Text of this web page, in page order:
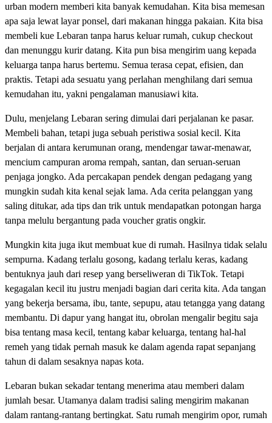
urban modern memberi kita banyak kemudahan. Kita bisa memesan
apa saja lewat layar ponsel, dari makanan hingga pakaian. Kita bisa
membeli kue Lebaran tanpa harus keluar rumah, cukup checkout
dan menunggu kurir datang. Kita pun bisa mengirim uang kepada
keluarga tanpa harus bertemu. Semua terasa cepat, efisien, dan
praktis. Tetapi ada sesuatu yang perlahan menghilang dari semua
kemudahan itu, yakni pengalaman manusiawi kita.
Dulu, menjelang Lebaran sering dimulai dari perjalanan ke pasar.
Membeli bahan, tetapi juga sebuah peristiwa sosial kecil. Kita
berjalan di antara kerumunan orang, mendengar tawar-menawar,
mencium campuran aroma rempah, santan, dan seruan-seruan
penjaga jongko. Ada percakapan pendek dengan pedagang yang
mungkin sudah kita kenal sejak lama. Ada cerita pelanggan yang
saling ditukar, ada tips dan trik untuk mendapatkan potongan harga
tanpa melulu bergantung pada voucher gratis ongkir.
Mungkin kita juga ikut membuat kue di rumah. Hasilnya tidak selalu
sempurna. Kadang terlalu gosong, kadang terlalu keras, kadang
bentuknya jauh dari resep yang berseliweran di TikTok. Tetapi
kegagalan kecil itu justru menjadi bagian dari cerita kita. Ada tangan
yang bekerja bersama, ibu, tante, sepupu, atau tetangga yang datang
membantu. Di dapur yang hangat itu, obrolan mengalir begitu saja
bisa tentang masa kecil, tentang kabar keluarga, tentang hal-hal
remeh yang tidak pernah masuk ke dalam agenda rapat sepanjang
tahun di dalam sesaknya napas kota.
Lebaran bukan sekadar tentang menerima atau memberi dalam
jumlah besar. Utamanya dalam tradisi saling mengirim makanan
dalam rantang-rantang bertingkat. Satu rumah mengirim opor, rumah